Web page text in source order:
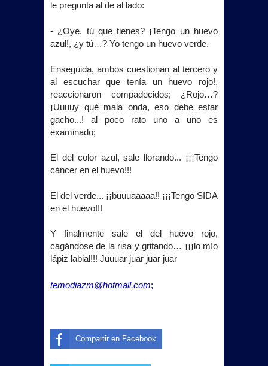
le pregunta al de al lado:
- ¿Oye, tú que tienes? ¡Tengo un huevo
azul!, ¿y tú…? Yo tengo un huevo verde.
Enseguida, ambos cuestionan al tercero y
al escuchar que tenía un huevo rojo!,
reaccionaron compadecidos; ¿Rojo…?
¡Uuuuy qué mala onda, eso debe estar
gacho...! al poco rato uno a uno es
examinado;
El del color azul, sale llorando... ¡¡¡Tengo
cáncer en el huevo!!!
El del verde... ¡¡buuuaaaaa!! ¡¡¡Tengo SIDA
en el huevo!!!
Y finalmente sale el del huevo rojo,
cagándose de la risa y gritando… ¡¡¡lo mío
lápiz labial!!! Juuuar juar juar juar
temodiazm@hotmail.com;
Compartir en Facebook